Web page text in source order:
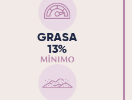
GRASA
13%
MÍNIMO